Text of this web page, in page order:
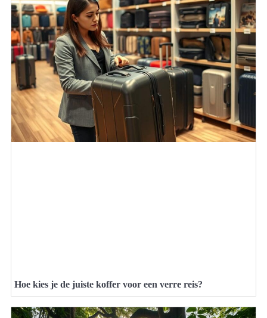
Hoe kies je de juiste koffer voor een verre reis?